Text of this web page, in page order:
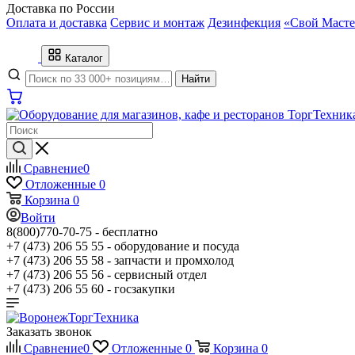
Доставка по России
Оплата и доставка Сервис и монтаж Дезинфекция «Свой
Каталог
Найти
Сравнение0
Отложенные 0
Корзина 0
Войти
8(800)770-70-75 - бесплатно
+7 (473) 206 55 55 - оборудование и посуда
+7 (473) 206 55 58 - запчасти и промхолод
+7 (473) 206 55 56 - сервисный отдел
+7 (473) 206 55 60 - госзакупки
Заказать звонок
Сравнение0 Отложенные 0 Корзина 0